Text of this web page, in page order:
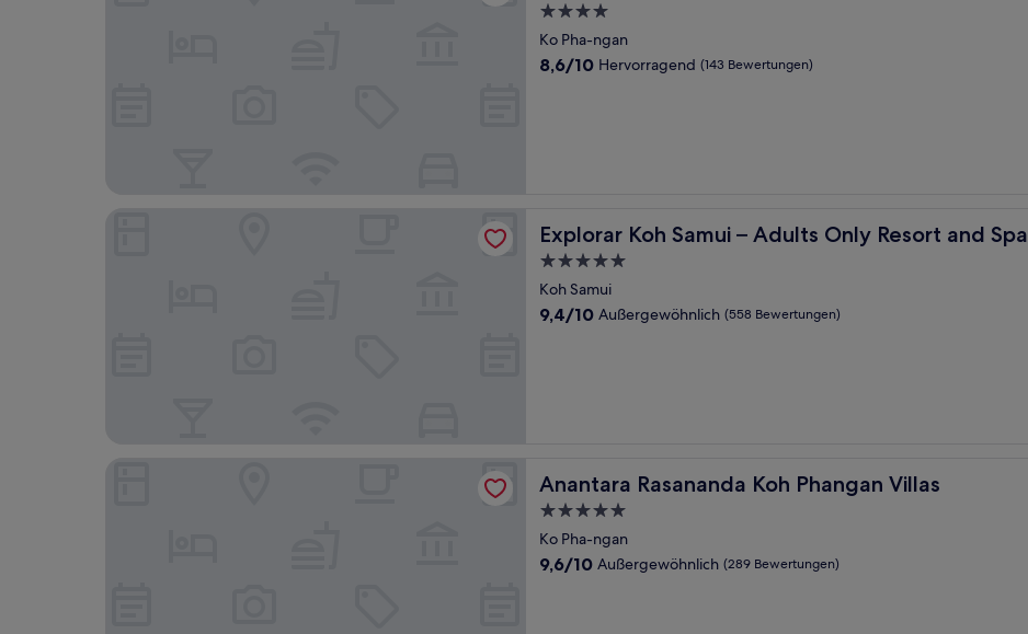
4.0-
Sterne-
Unterkunft
Ko Pha-ngan
8.6
8,6/10 Hervorragend (143 Bewertungen)
Explorar Koh Samui – Adults Only Resort and Spa
Explorar Koh Samui – Adults Only Resort and Spa
5.0-
Sterne-
Unterkunft
Koh Samui
9.4
9,4/10 Außergewöhnlich (558 Bewertungen)
Explorar Koh Samui – Adults Only Resort and Spa
Anantara Rasananda Koh Phangan Villas
Anantara Rasananda Koh Phangan Villas
5.0-
Sterne-
Unterkunft
Ko Pha-ngan
9.6
9,6/10 Außergewöhnlich (289 Bewertungen)